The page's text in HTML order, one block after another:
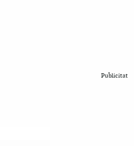
Publicitat